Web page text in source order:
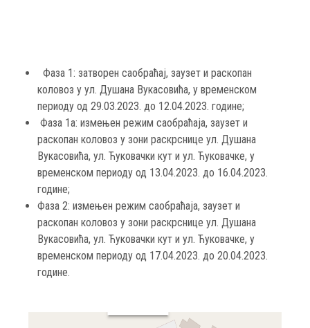
Фаза 1: затворен саобраћај, заузет и раскопан
коловоз у ул. Душана Вукасовића, у временском
периоду од 29.03.2023. до 12.04.2023. године;
Фаза 1а: измењен режим саобраћаја, заузет и
раскопан коловоз у зони раскрснице ул. Душана
Вукасовића, ул. Ћуковачки кут и ул. Ћуковачке, у
временском периоду од 13.04.2023. до 16.04.2023.
године;
Фаза 2: измењен режим саобраћаја, заузет и
раскопан коловоз у зони раскрснице ул. Душана
Вукасовића, ул. Ћуковачки кут и ул. Ћуковачке, у
временском периоду од 17.04.2023. до 20.04.2023.
године.